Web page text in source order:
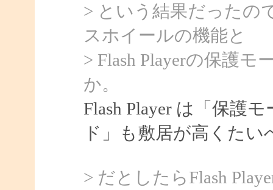
> という結果だったの
スホイールの機能と
> Flash Playerの保護
か。
Flash Player は「保護
ド」も敷居が高くたい
> だとしたらFlash